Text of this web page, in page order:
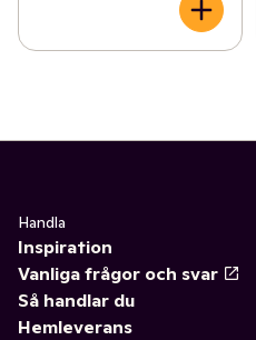
Handla
Inspiration
Vanliga frågor och svar
Så handlar du
Hemleverans